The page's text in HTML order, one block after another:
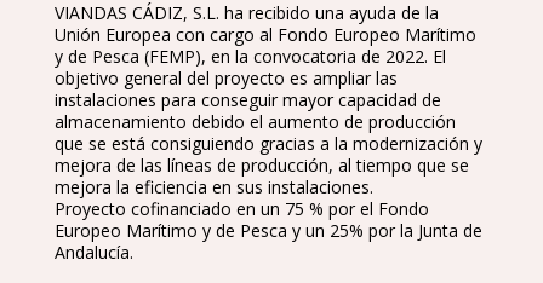
VIANDAS CÁDIZ, S.L. ha recibido una ayuda de la
Unión Europea con cargo al Fondo Europeo Marítimo
y de Pesca (FEMP), en la convocatoria de 2022. El
objetivo general del proyecto es ampliar las
instalaciones para conseguir mayor capacidad de
almacenamiento debido el aumento de producción
que se está consiguiendo gracias a la modernización y
mejora de las líneas de producción, al tiempo que se
mejora la eficiencia en sus instalaciones.
Proyecto cofinanciado en un 75 % por el Fondo
Europeo Marítimo y de Pesca y un 25% por la Junta de
Andalucía.